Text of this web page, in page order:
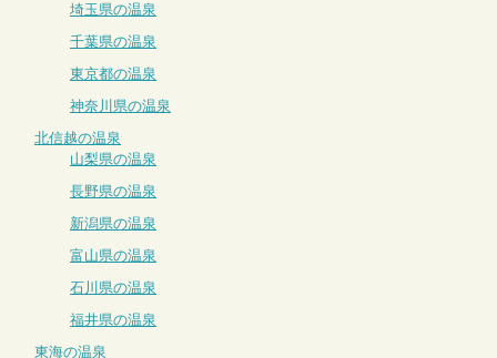
埼玉県の温泉
千葉県の温泉
東京都の温泉
神奈川県の温泉
北信越の温泉
山梨県の温泉
長野県の温泉
新潟県の温泉
富山県の温泉
石川県の温泉
福井県の温泉
東海の温泉